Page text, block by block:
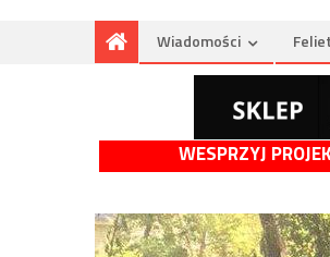
Wiadomości
WESPRZYJ